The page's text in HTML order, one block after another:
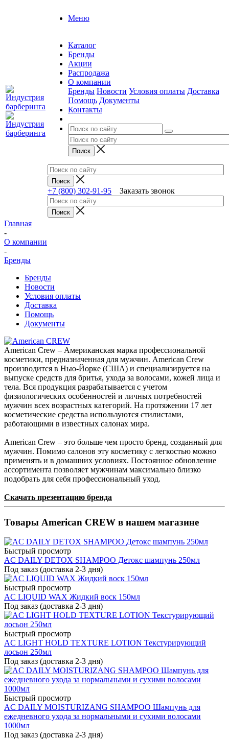
Меню
Каталог
Бренды
Акции
Распродажа
О компании
Бренды Новости Условия оплаты Доставка
Помощь Документы
Контакты
+7 (800) 302-91-95 Заказать звонок
Главная
-
О компании
-
Бренды
Бренды
Новости
Условия оплаты
Доставка
Помощь
Документы
American Crew – Американская марка профессиональной
косметики, предназначенная для мужчин. American Crew
производится в Нью-Йорке (США) и специализируется на
выпуске средств для бритья, ухода за волосами, кожей лица и
тела. Вся продукция разрабатывается с учетом
физиологических особенностей и личных потребностей
мужчин всех возрастных категорий. На протяжении 17 лет
косметические средства используются стилистами,
работающими в известных салонах мира.
American Crew – это больше чем просто бренд, созданный для
мужчин. Помимо салонов эту косметику с легкостью можно
применять и в домашних условиях. Постоянное обновление
ассортимента позволяет мужчинам максимально близко
подобрать для себя профессиональный уход.
Скачать презентацию бренда
Товары American CREW в нашем магазине
Быстрый просмотр
AC DAILY DETOX SHAMPOO Детокс шампунь 250мл
Под заказ (доставка 2-3 дня)
Быстрый просмотр
AC LIQUID WAX Жидкий воск 150мл
Под заказ (доставка 2-3 дня)
Быстрый просмотр
AC LIGHT HOLD TEXTURE LOTION Текстурирующий
лосьон 250мл
Под заказ (доставка 2-3 дня)
Быстрый просмотр
AC DAILY MOISTURIZANG SHAMPOO Шампунь для
ежедневного ухода за нормальными и сухими волосами
1000мл
Под заказ (доставка 2-3 дня)